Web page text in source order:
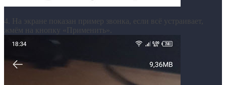
4. На экране показан пример звонка, если всё устраивает,
жмём на кнопку «Применить».